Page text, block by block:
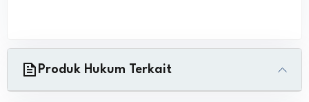
Produk Hukum Terkait